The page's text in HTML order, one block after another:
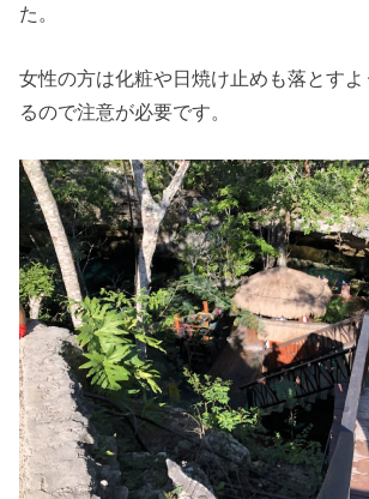
た。
女性の方は化粧や日焼け止めも落とす
るので注意が必要です。